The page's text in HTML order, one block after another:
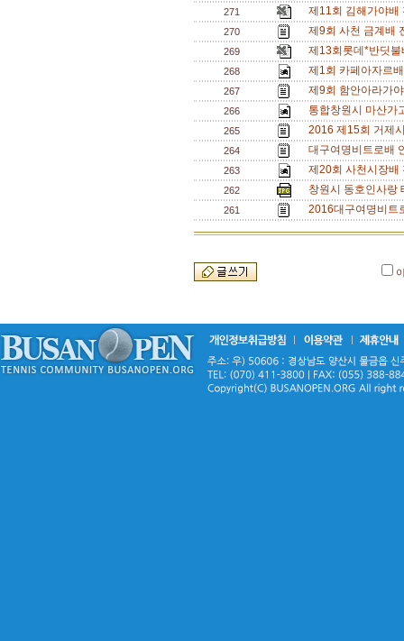
271 제11회 김해가야
270 제9회 사천 금계배
269 제13회롯데*반딧
268 제1회 카페아자르
267 제9회 함안아라가
266 통합창원시 마산가
265 2016 제15회 거제
264 대구여명비트로배
263 제20회 사천시장
262 창원시 동호인사
261 2016대구여명비